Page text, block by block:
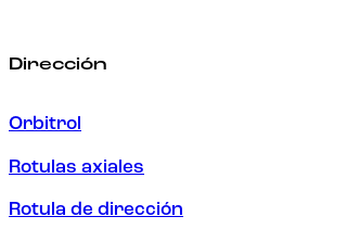
Dirección
Orbitrol
Rotulas axiales
Rotula de dirección